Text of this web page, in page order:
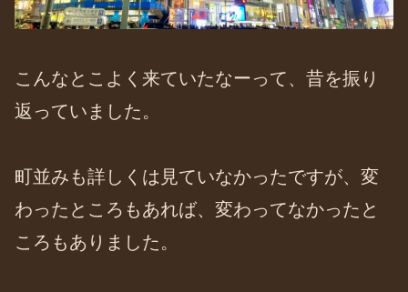
こんなとこよく来ていたなーって、昔を振り
返っていました。
町並みも詳しくは見ていなかったですが、変
わったところもあれば、変わってなかったと
ころもありました。